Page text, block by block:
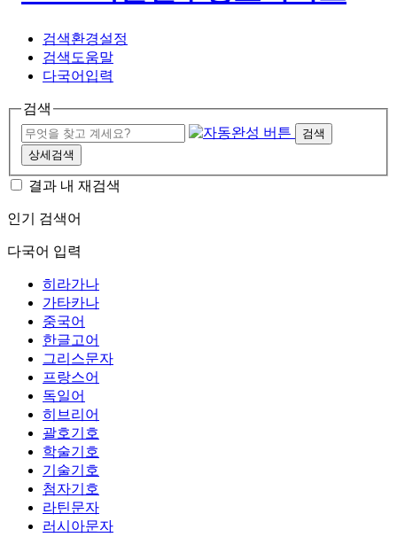
검색환경설정
검색도움말
다국어입력
검색
검색
상세검색
결과 내 재검색
인기 검색어
다국어 입력
히라가나
가타카나
중국어
한글고어
그리스문자
프랑스어
독일어
히브리어
괄호기호
학술기호
기술기호
첨자기호
라틴문자
러시아문자